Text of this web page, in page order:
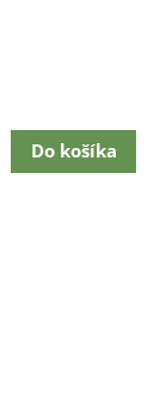
Do košíka